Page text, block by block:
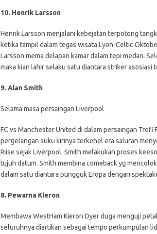
10. Henrik Larsson
Henrik Larsson menjalani kebejatan terpotong
ketika tampil dalam tegas wisata Lyon-Celtic
Larsson mema delapan kamar dalam tepi medan.
maka kian lahir selaku satu diantara striker asosiasi
9. Alan Smith
Selama masa persaingan Liverpool
FC vs Manchester United di dalam persaingan Trofi
pergelangan suku kirinya terkehel era saluran
Riise sejak Liverpool. Smith melakukan proses
tujuh datum. Smith membina comeback yg
dalam satu diantara pungguk Eropa dengan
8. Pewarna Kieron
Membawa WestHam Kieron Dyer duga menguji
seluruhnya diartikan sebagai tempo perkumpulan